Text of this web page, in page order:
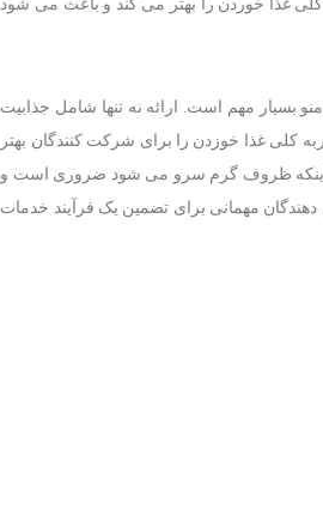
بسیار مهم است. ارائه نه تنها شامل جذابیت
کلی غذا خوزدن را برای شرکت کنندگان بهتر
از اینکه ظروف گرم سرو می شود ضروری است و
مهمانی برای تضمین یک فرآیند خدمات